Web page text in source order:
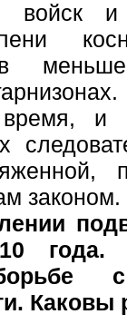
войск
время, и
законом.
Каковы